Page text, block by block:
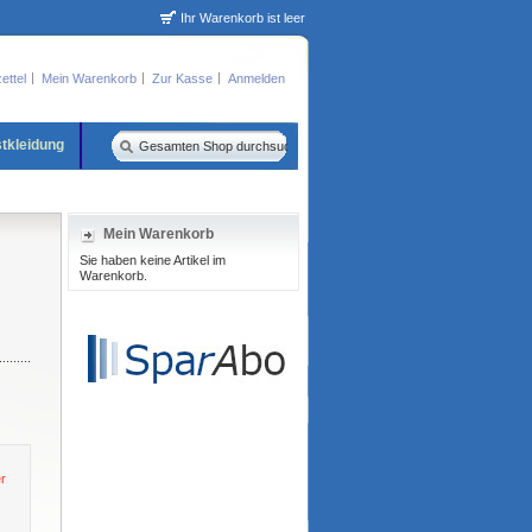
Mein Warenkorb Zur Kasse Anmelden
Ihr Warenkorb ist leer
Mein Warenkorb
Sie haben keine Artikel im
Warenkorb.